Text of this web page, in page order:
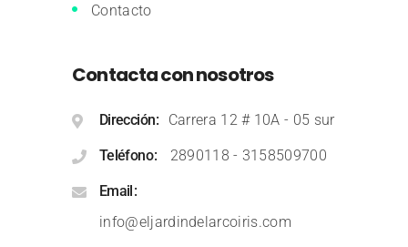
Contacto
Contacta con nosotros
Dirección Carrera 12 # 10A - 05 sur
Teléfono 2890118 - 3158509700
Email
info@eljardindelarcoiris.com